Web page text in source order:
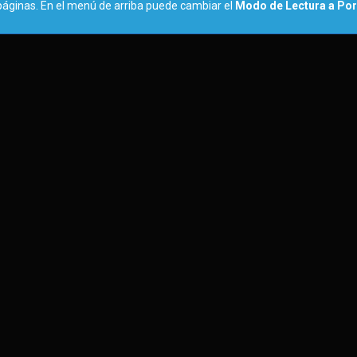
En el menú de arriba puede cambiar el
Modo de Lectura a